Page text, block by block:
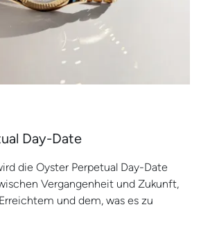
Day-Date
die Oyster Perpetual Day-Date
Vergangenheit und Zukunft,
und dem, was es zu